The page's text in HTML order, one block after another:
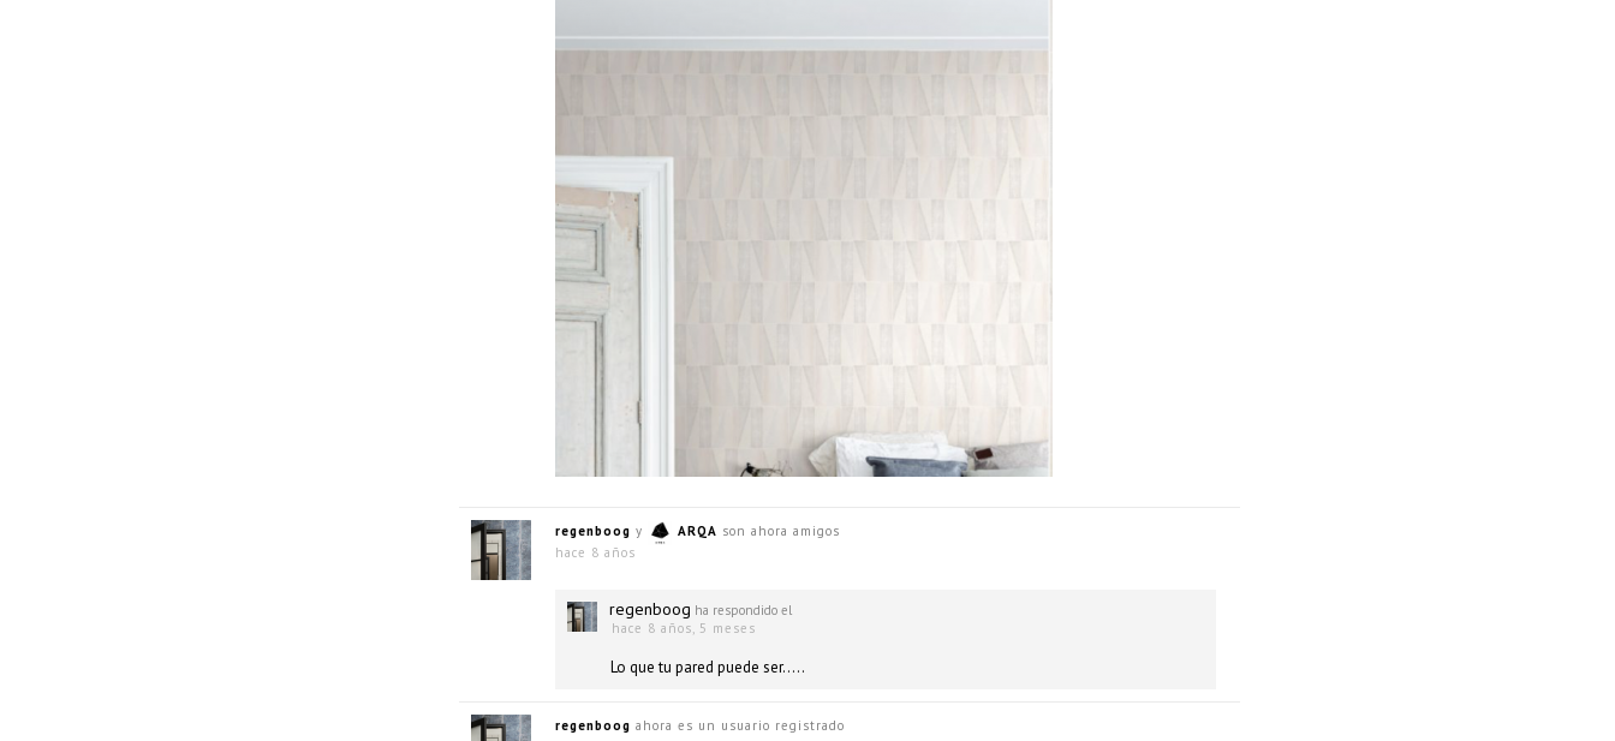
regenboog y ARQA son ahora amigos
hace 8 años
regenboog ha respondido el
hace 8 años, 5 meses
Lo que tu pared puede ser…..
regenboog ahora es un usuario registrado